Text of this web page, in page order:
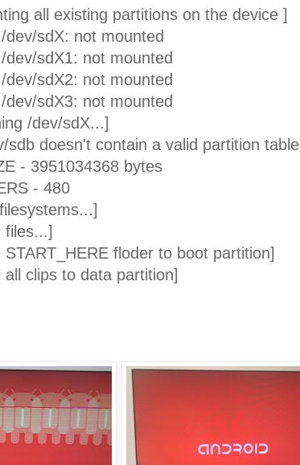
all existing partitions on the device ]
dev/sdX: not mounted
dev/sdX1: not mounted
dev/sdX2: not mounted
dev/sdX3: not mounted
/dev/sdX...]
sdb doesn't contain a valid partition table
- 3951034368 bytes
- 480
files...]
START_HERE floder to boot partition]
all clips to data partition]